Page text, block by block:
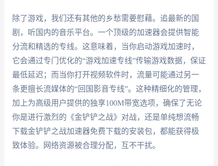
除了游戏，我们还有其他的乡愁需要慰藉。追最新的国
剧，听国内的音乐平台。一个顶级的加速器会提供智能
分流和精选的专线。这意味着，当你启动游戏加速时，
它会通过专门优化的“游戏加速专线”传输游戏数据，保证
最低延迟；而当你打开视频软件时，流量可能通过另一
条更擅长流媒体的“回国影音专线”。这种精细化的管理，
加上为高级用户提供的独享100M带宽选项，确保了无论
你是进行激烈的《金铲铲之战》对战，还是单纯想流畅
下载金铲铲之战加速器免费下载的安装包，都能获得极
致体验。网络资源被合理分配，互不干扰。